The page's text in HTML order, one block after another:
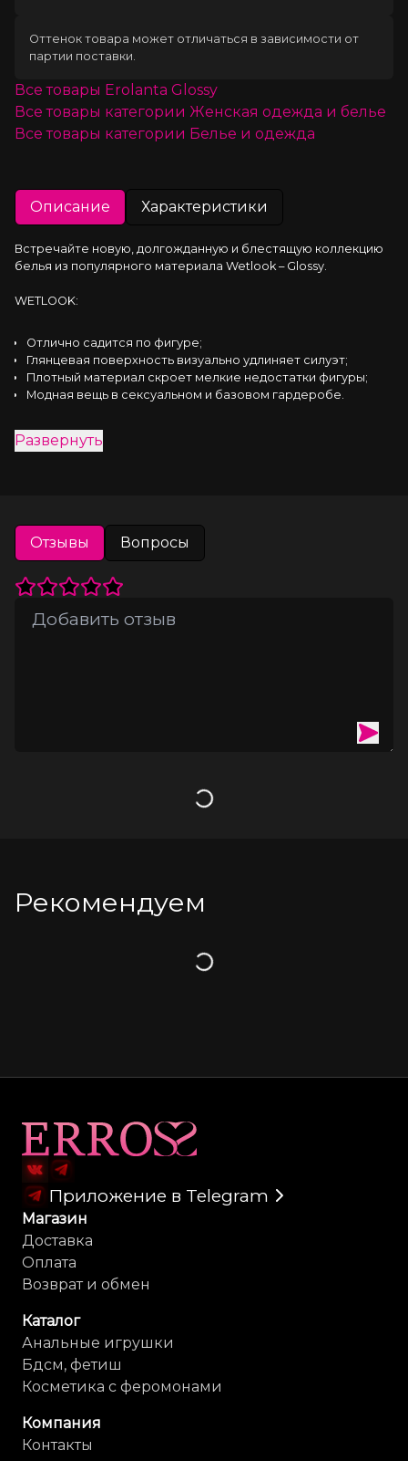
Оттенок товара может отличаться в зависимости от
партии поставки.
Все товары Erolanta Glossy
Все товары категории Женская одежда и белье
Все товары категории Белье и одежда
Описание Характеристики
Встречайте новую, долгожданную и блестящую коллекцию
белья из популярного материала Wetlook – Glossy.
WETLOOK:
Отлично садится по фигуре;
Глянцевая поверхность визуально удлиняет силуэт;
Плотный материал скроет мелкие недостатки фигуры;
Модная вещь в сексуальном и базовом гардеробе.
Пикантный комплект из 3-х предметов: топик на завязках,
митенки и мини-шортики. Топ на завязках позволяет
длиною до локтя надеваются на большой палец.
Развернуть
Отзывы Вопросы
Загрузка
Рекомендуем
Загрузка
Приложение в Telegram
Магазин
Доставка
Оплата
Возврат и обмен
Каталог
Анальные игрушки
Бдсм, фетиш
Косметика с феромонами
Компания
Контакты
Карта сайта